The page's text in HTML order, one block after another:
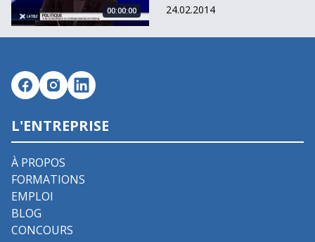
00:00:00
24.02.2014
L'ENTREPRISE
À PROPOS
FORMATIONS
EMPLOI
BLOG
CONCOURS